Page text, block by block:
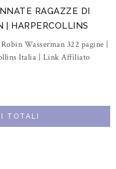
RAGAZZE DI
| HARPERCOLLINS
Wasserman 322 pagine |
Italia | Link Affiliato
TOTALI